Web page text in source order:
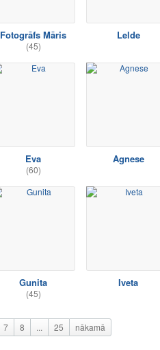
Fotogrāfs Māris
(45)
Lelde
Eva
(60)
Agnese
Gunita
(45)
Iveta
7 8 ... 25 nākamā